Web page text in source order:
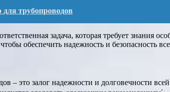
трубопроводов
задача, которая требует знания
обеспечить надежность и безопасность
– это залог надежности и долговечности